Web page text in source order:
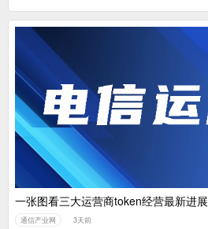
一张图看三大运营商token经营最新进展
通信产业网 3天前